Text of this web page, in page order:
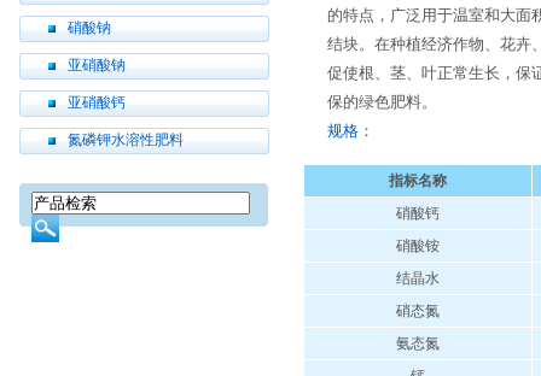
硝酸钠
亚硝酸钠
亚硝酸钙
氮磷钾水溶性肥料
的特点，广泛用于温室和大面
结块。在种植经济作物、花卉
促使根、茎、叶正常生长，保
保的绿色肥料。
规格：
指标名称
硝酸钙
硝酸铵
结晶水
硝态氮
氨态氮